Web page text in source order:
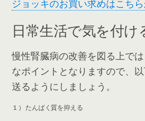
ジョッキのお買い求めはこち
日常生活で気を付け
慢性腎臓病の改善を図る上で
なポイントとなりますので、
送るようにしましょう。
１） たんぱく質を抑える